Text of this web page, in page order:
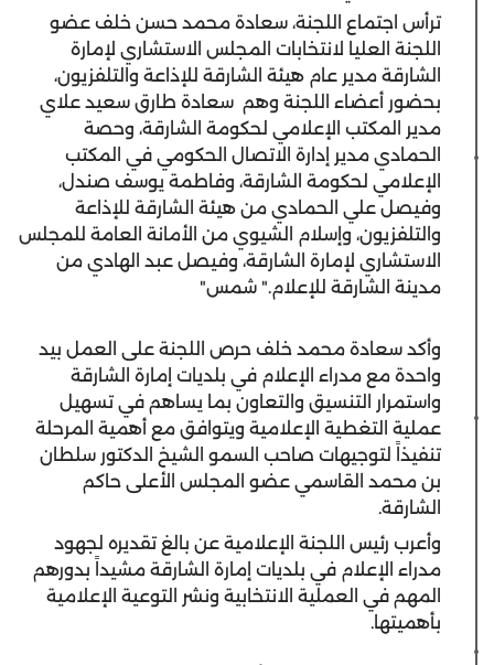
ترأس اجتماع اللجنة، سعادة محمد حسن خلف عضو
اللجنة العليا لانتخابات المجلس الاستشاري لإمارة
الشارقة مدير عام هيئة الشارقة للإذاعة والتلفزيون،
بحضور أعضاء اللجنة وهم سعادة طارق سعيد علاي
مدير المكتب الإعلامي لحكومة الشارقة، وحصة
الحمادي مدير إدارة الاتصال الحكومي في المكتب
الإعلامي لحكومة الشارقة، وفاطمة يوسف صندل،
وفيصل علي الحمادي من هيئة الشارقة للإذاعة
والتلفزيون، وإسلام الشيوي من الأمانة العامة للمجلس
الاستشاري لإمارة الشارقة، وفيصل عبد الهادي من
مدينة الشارقة للإعلام." شمس"
وأكد سعادة محمد خلف حرص اللجنة على العمل بيد
واحدة مع مدراء الإعلام في بلديات إمارة الشارقة
واستمرار التنسيق والتعاون بما يساهم في تسهيل
عملية التغطية الإعلامية ويتوافق مع أهمية المرحلة
تنفيذاً لتوجيهات صاحب السمو الشيخ الدكتور سلطان
بن محمد القاسمي عضو المجلس الأعلى حاكم
الشارقة.
وأعرب رئيس اللجنة الإعلامية عن بالغ تقديره لجهود
مدراء الإعلام في بلديات إمارة الشارقة مشيداً بدورهم
المهم في العملية الانتخابية ونشر التوعية الإعلامية
بأهميتها.